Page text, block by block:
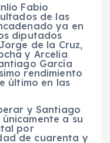
Fabio
de las
ya en
diputados
de la Cruz,
y Arcelia
García
rendimiento
último en las
y Santiago
a su
por
de cuarenta y